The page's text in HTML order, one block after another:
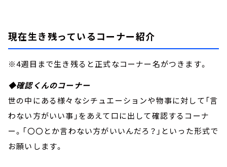
現在生き残っているコーナー紹介
※4週目まで生き残ると正式なコーナー名がつきます。
◆確認くんのコーナー
世の中にある様々なシチュエーションや物事に対して「言
わない方がいい事」をあえて口に出して確認するコーナ
ー。「〇〇とか言わない方がいいんだろ？」といった形式で
お願いします。